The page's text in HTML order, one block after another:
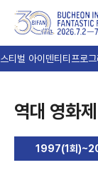
티벌 아이덴티티 프로
역대 영화제
1997(1회